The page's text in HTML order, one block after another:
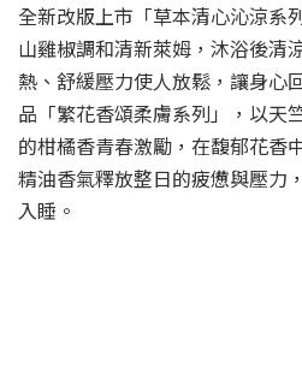
全新改版上市「草本清心沁涼系
山雞椒調和清新萊姆，沐浴後清
熱、舒緩壓力使人放鬆，讓身心
品「繁花香頌柔膚系列」，以天
的柑橘香青春激勵，在馥郁花香
精油香氣釋放整日的疲憊與壓力
入睡。